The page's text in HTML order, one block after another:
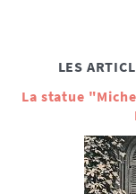
LES
La statue